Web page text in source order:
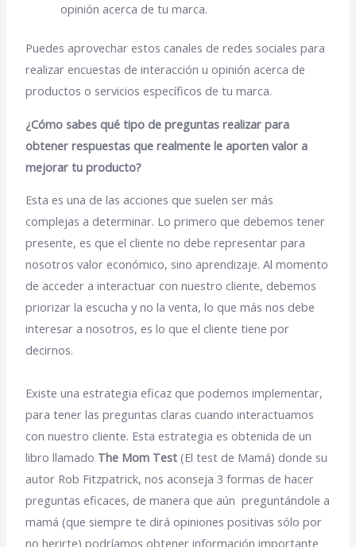
opinión acerca de tu marca.
Puedes aprovechar estos canales de redes sociales para
realizar encuestas de interacción u opinión acerca de
productos o servicios específicos de tu marca.
¿Cómo sabes qué tipo de preguntas realizar para
obtener respuestas que realmente le aporten valor a
mejorar tu producto?
Esta es una de las acciones que suelen ser más
complejas a determinar. Lo primero que debemos tener
presente, es que el cliente no debe representar para
nosotros valor económico, sino aprendizaje. Al momento
de acceder a interactuar con nuestro cliente, debemos
priorizar la escucha y no la venta, lo que más nos debe
interesar a nosotros, es lo que el cliente tiene por
decirnos.
Existe una estrategia eficaz que podemos implementar,
para tener las preguntas claras cuando interactuamos
con nuestro cliente. Esta estrategia es obtenida de un
libro llamado The Mom Test (El test de Mamá) donde su
autor Rob Fitzpatrick, nos aconseja 3 formas de hacer
preguntas eficaces, de manera que aún preguntándole a
mamá (que siempre te dirá opiniones positivas sólo por
no herirte) podríamos obtener información importante